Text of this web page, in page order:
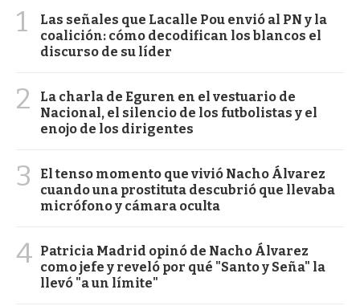
1
Las señales que Lacalle Pou envió al PN y la
coalición: cómo decodifican los blancos el
discurso de su líder
2
La charla de Eguren en el vestuario de
Nacional, el silencio de los futbolistas y el
enojo de los dirigentes
3
El tenso momento que vivió Nacho Álvarez
cuando una prostituta descubrió que llevaba
micrófono y cámara oculta
4 Patricia Madrid opinó de Nacho Álvarez
como jefe y reveló por qué "Santo y Seña" la
llevó "a un límite"